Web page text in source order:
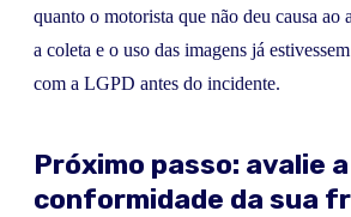
quanto o motorista que não deu causa ao
a coleta e o uso das imagens já
com a LGPD antes do incidente.
Próximo passo: avalie a
conformidade da sua